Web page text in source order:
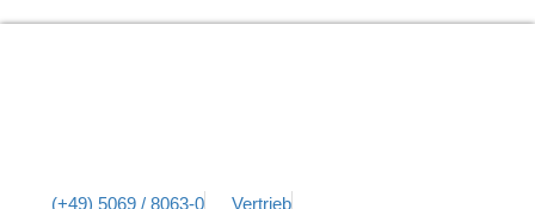
(+49) 5069 / 8063-0
Vertrieb